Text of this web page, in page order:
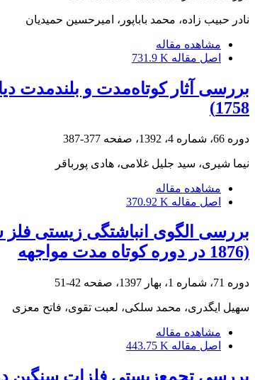
نادر حبیب زاده، محمد باباپور، امیرحسین حمیدیان
مشاهده مقاله
اصل مقاله 731.9 K
1758)
دوره 66، شماره 4، 1392، صفحه 377-387
نیما شیری، سید جلیل غلامی، هادی پورباقر
مشاهده مقاله
اصل مقاله 370.92 K
1876) در دوره کوتاه مدت مواجهه
دوره 71، شماره 1، بهار 1397، صفحه 42-51
سهیل ایگدری، محمد سلکی، لعبت تقوی، فاتح معزی
مشاهده مقاله
اصل مقاله 443.75 K